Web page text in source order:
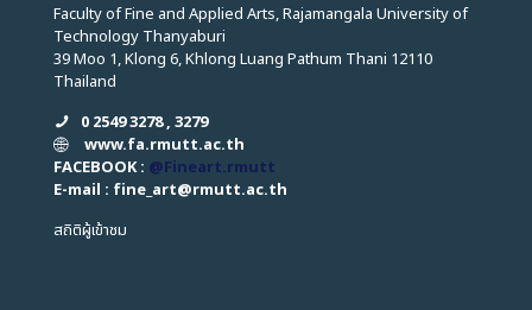
Faculty of Fine and Applied Arts, Rajamangala University of
Technology Thanyaburi
39 Moo 1, Klong 6, Khlong Luang Pathum Thani 12110
Thailand
0 2549 3278 , 3279
www.fa.rmutt.ac.th
FACEBOOK : @Fineart.rmutt
E-mail : fine_art@rmutt.ac.th
สถิติผู้เข้าชม